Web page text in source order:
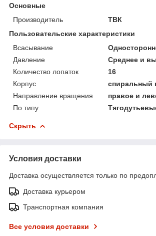
Основные
Производитель
ТВК
Пользовательские характеристики
Всасывание
Давление
Среднее и
Количество лопаток
16
Корпус
спиральный
Направление вращения
правое и
По типу
Скрыть
Условия доставки
Доставка осуществляется только по
Доставка курьером
Транспортная компания
Все условия доставки